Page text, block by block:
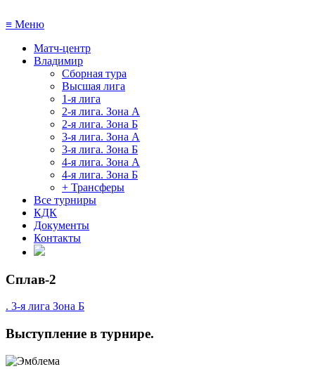
≡ Меню
Матч-центр
Владимир
Сборная тура
Высшая лига
1-я лига
2-я лига. Зона А
2-я лига. Зона Б
3-я лига. Зона А
3-я лига. Зона Б
4-я лига. Зона А
4-я лига. Зона Б
+ Трансферы
Все турниры
КДК
Документы
Контакты
Сплав-2
. 3-я лига Зона Б
Выступление в турнире.